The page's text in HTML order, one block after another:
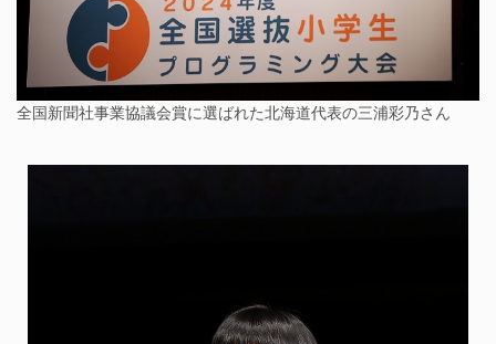
全国新聞社事業協議会賞に選ばれた北海道代表の三浦彩乃さん